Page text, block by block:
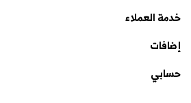
خدمة العملاء
إضافات
حسابي